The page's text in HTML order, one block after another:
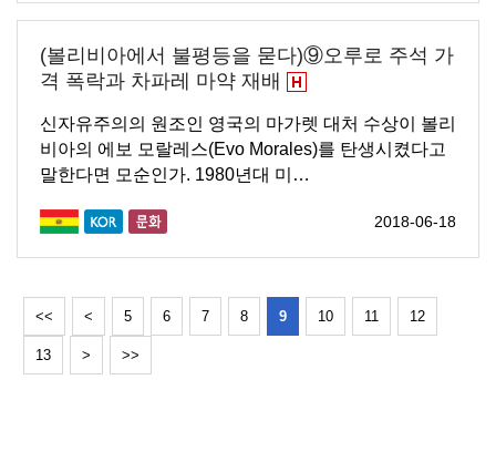
(볼리비아에서 불평등을 묻다)⑨오루로 주석 가
격 폭락과 차파레 마약 재배
신자유주의의 원조인 영국의 마가렛 대처 수상이 볼리
비아의 에보 모랄레스(Evo Morales)를 탄생시켰다고
말한다면 모순인가. 1980년대 미…
2018-06-18
<< < 5 6 7 8 9 10 11 12
13 > >>